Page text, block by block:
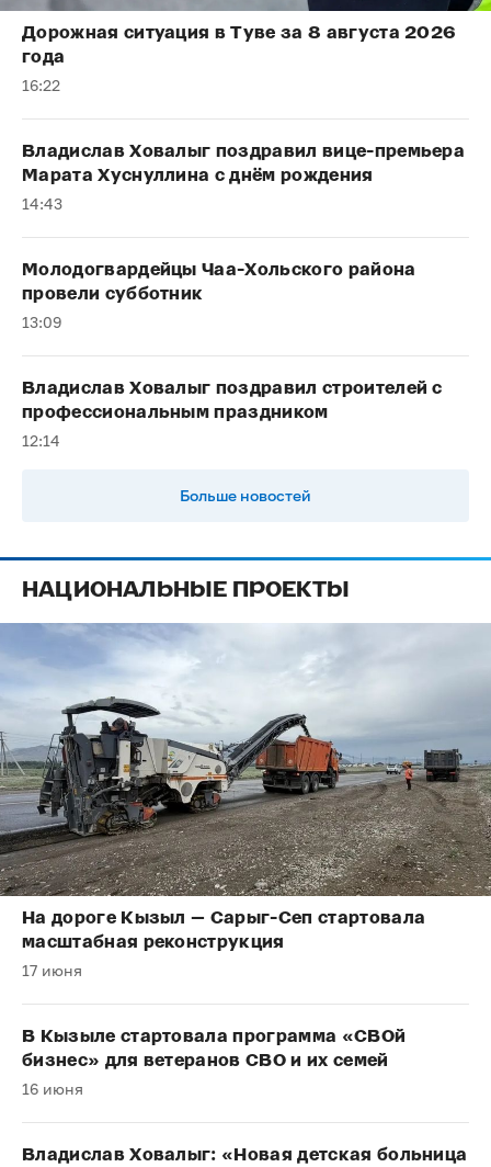
Дорожная ситуация в Туве за 8 августа 2026
года
16:22
Владислав Ховалыг поздравил вице-премьера
Марата Хуснуллина с днём рождения
14:43
Молодогвардейцы Чаа-Хольского района
провели субботник
13:09
Владислав Ховалыг поздравил строителей с
профессиональным праздником
12:14
Больше новостей
НАЦИОНАЛЬНЫЕ ПРОЕКТЫ
На дороге Кызыл — Сарыг-Сеп стартовала
масштабная реконструкция
17 июня
В Кызыле стартовала программа «СВОй
бизнес» для ветеранов СВО и их семей
16 июня
Владислав Ховалыг: «Новая детская больница